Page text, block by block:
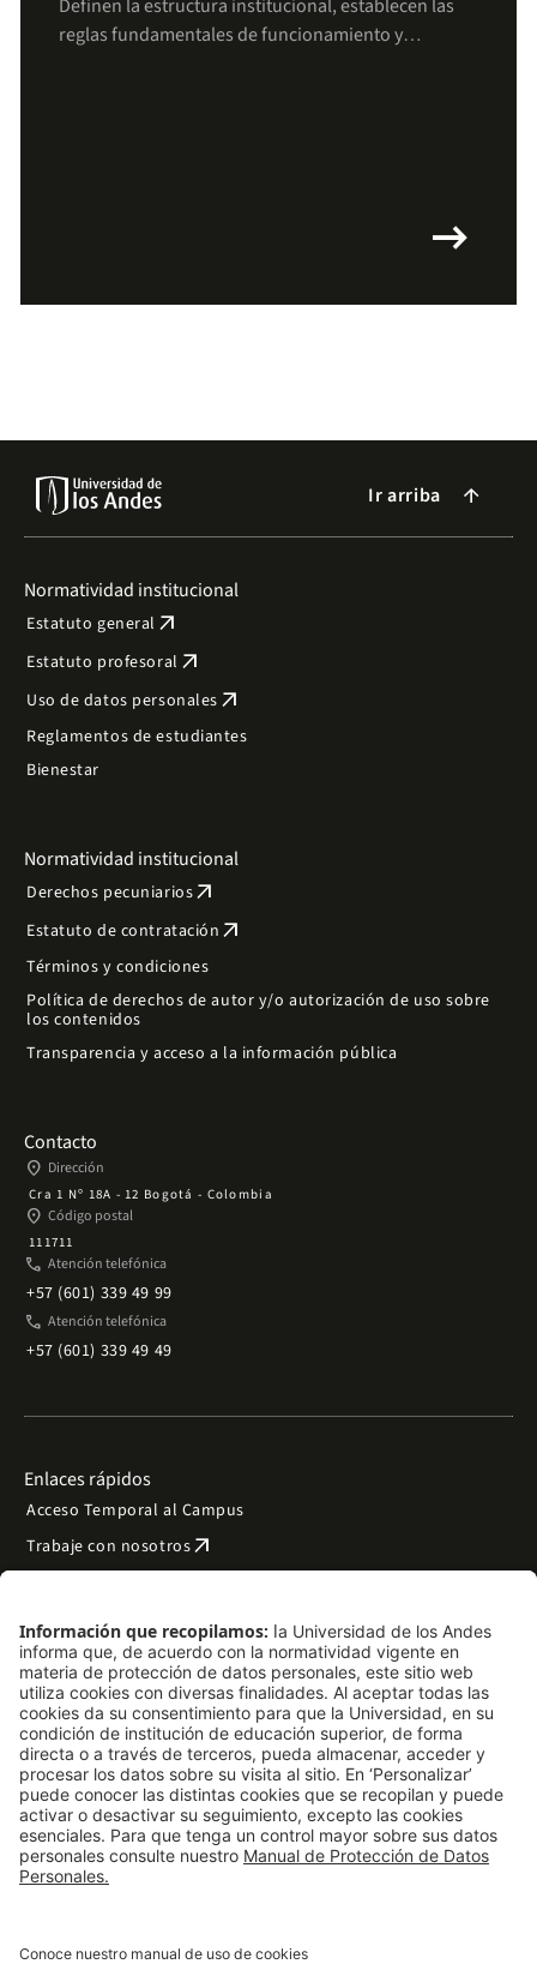
Definen la estructura institucional, establecen las
reglas fundamentales de funcionamiento y
arrow_right_alt
Ir arriba arrow_forward
Normatividad institucional
Estatuto general arrow_outward
Estatuto profesoral arrow_outward
Uso de datos personales arrow_outward
Reglamentos de estudiantes
Bienestar
Normatividad institucional
Derechos pecuniariosarrow_outward
Estatuto de contratación arrow_outward
Términos y condiciones
Política de derechos de autor y/o autorización de uso sobre
los contenidos
Transparencia y acceso a la información pública
Contacto
place Dirección
Cra 1 Nº 18A - 12 Bogotá - Colombia
place Código postal
111711
phone Atención telefónica
+57 (601) 339 49 99
phone Atención telefónica
+57 (601) 339 49 49
Enlaces rápidos
Acceso Temporal al Campus
Trabaje con nosotrosarrow_outward
Preguntas frecuentes
Filantropía y donacionesarrow_outward
Mapa del sitio arrow_outward
Síguenos
LinkedIn
Instagram
Facebook
TikTok